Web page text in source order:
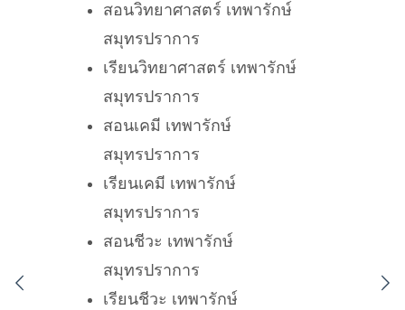
สอนวิทยาศาสตร์ เทพารักษ์
สมุทรปราการ
เรียนวิทยาศาสตร์ เทพารักษ์
สมุทรปราการ
สอนเคมี เทพารักษ์
สมุทรปราการ
เรียนเคมี เทพารักษ์
สมุทรปราการ
สอนชีวะ เทพารักษ์
สมุทรปราการ
เรียนชีวะ เทพารักษ์